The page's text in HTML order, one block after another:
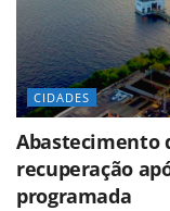
CIDADES
Abastecimento
recuperação
programada